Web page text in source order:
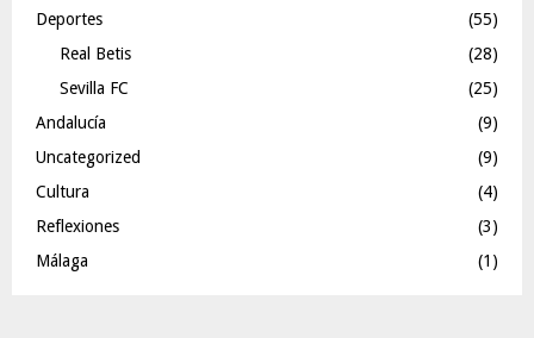
Deportes
(55)
Real Betis
(28)
Sevilla FC
(25)
Andalucía
(9)
Uncategorized
(9)
Cultura
(4)
Reflexiones
(3)
Málaga
(1)